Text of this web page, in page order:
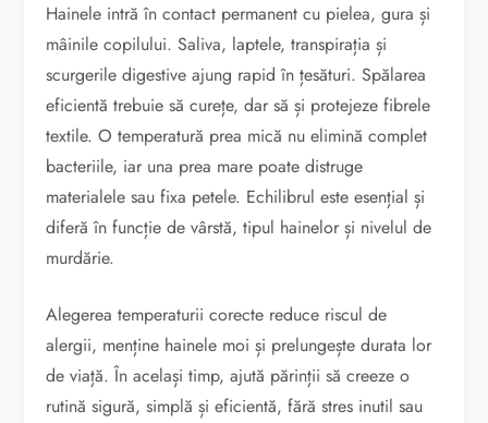
Hainele intră în contact permanent cu pielea, gura și
mâinile copilului. Saliva, laptele, transpirația și
scurgerile digestive ajung rapid în țesături. Spălarea
eficientă trebuie să curețe, dar să și protejeze fibrele
textile. O temperatură prea mică nu elimină complet
bacteriile, iar una prea mare poate distruge
materialele sau fixa petele. Echilibrul este esențial și
diferă în funcție de vârstă, tipul hainelor și nivelul de
murdărie.
Alegerea temperaturii corecte reduce riscul de
alergii, menține hainele moi și prelungește durata lor
de viață. În același timp, ajută părinții să creeze o
rutină sigură, simplă și eficientă, fără stres inutil sau